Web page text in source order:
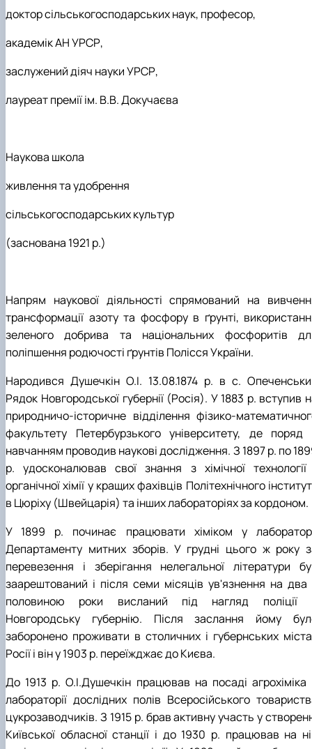
доктор сільськогосподарських наук, професор,
академік АН УРСР,
заслужений діяч науки УРСР,
лауреат премії ім. В.В. Докучаєва
Наукова школа
живлення та удобрення
сільськогосподарських культур
(заснована 1921 р.)
Напрям наукової діяльності спрямований на
трансформації азоту та фосфору в ґрунті,
зеленого добрива та національних фосфоритів
поліпшення родючості ґрунтів Полісся України.
Народився Душечкін О.І. 13.08.1874 р. в с.
Рядок Новгородської губернії (Росія). У 1883 р. вступив
природничо-історичне відділення фізико-
факультету Петербурзького університету, де поряд
навчанням проводив наукові дослідження. З 1897 р. по
р. удосконалював свої знання з хімічної технології
органічної хімії у кращих фахівців Політехнічного
в Цюріху (Швейцарія) та інших лабораторіях за кордоном.
У 1899 р. починає працювати хіміком у
Департаменту митних зборів. У грудні цього ж року
перевезення і зберігання нелегальної літератури
заарештований і після семи місяців ув'язнення на два
половиною роки висланий під нагляд поліції
Новгородську губернію. Після заслання йому
заборонено проживати в столичних і губернських
Росії і він у 1903 р. переїжджає до Києва.
До 1913 р. О.І.Душечкін працював на посаді агрохіміка
лабораторії дослідних полів Всеросійського
цукрозаводчиків. З 1915 р. брав активну участь у
Київської обласної станції і до 1930 р. працював на